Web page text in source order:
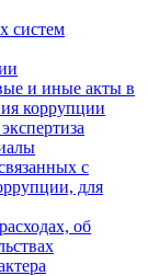
систем
и иные акты в
коррупции
с
для
об